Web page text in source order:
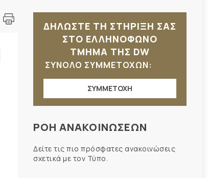
ΔΗΛΩΣΤΕ ΤΗ ΣΤΗΡΙΞΗ ΣΑΣ
ΣΤΟ ΕΛΛΗΝΟΦΩΝΟ
ΤΜΗΜΑ ΤΗΣ DW
ΣΥΝΟΛΟ ΣΥΜΜΕΤΟΧΩΝ:
ΣΥΜΜΕΤΟΧΗ
ΡΟΗ ΑΝΑΚΟΙΝΩΣΕΩΝ
Δείτε τις πιο πρόσφατες ανακοινώσεις
σχετικά με τον Τύπο.